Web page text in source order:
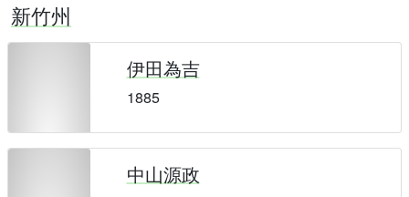
新竹州
伊田為吉
1885
中山源政